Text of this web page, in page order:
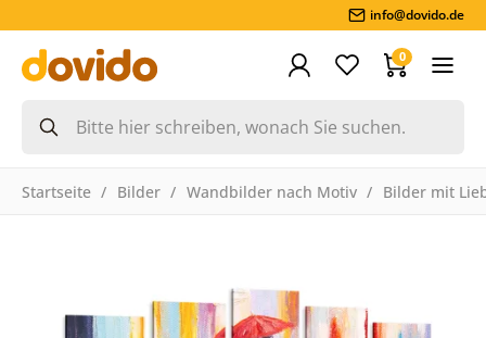
info@dovido.de
0
Startseite Bilder Wandbilder nach Motiv Bilder mit